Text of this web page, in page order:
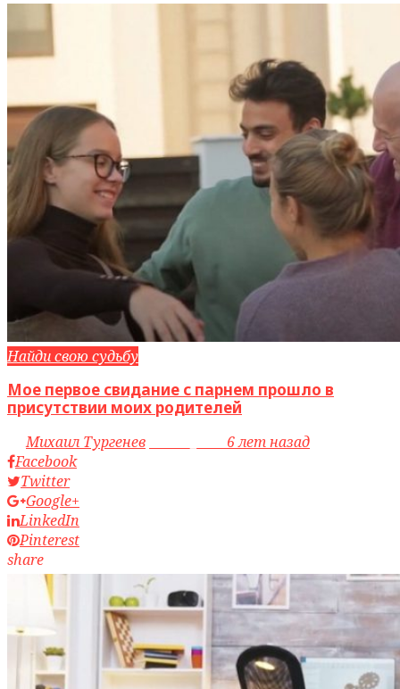
Найди свою судьбу
Мое первое свидание с парнем прошло в
присутствии моих родителей
byМихаил Тургенев
6 лет назад
Facebook
Twitter
Google+
LinkedIn
Pinterest
share